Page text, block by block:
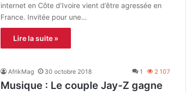
internet en Côte d’Ivoire vient d’être agressée en
France. Invitée pour une…
Lire la suite »
AfrikMag 30 octobre 2018 1 2 107
Musique : Le couple Jay-Z gagne